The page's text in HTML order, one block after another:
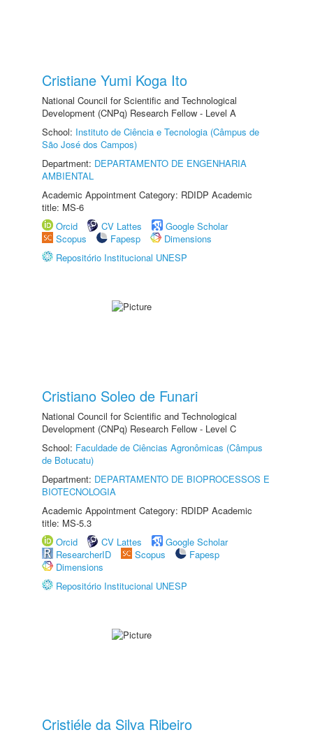
Cristiane Yumi Koga Ito
National Council for Scientific and Technological
Development (CNPq) Research Fellow - Level A
School: Instituto de Ciência e Tecnologia (Câmpus de
São José dos Campos)
Department: DEPARTAMENTO DE ENGENHARIA
AMBIENTAL
Academic Appointment Category: RDIDP Academic
title: MS-6
Orcid
CV Lattes
Google Scholar
Scopus
Fapesp
Dimensions
Repositório Institucional UNESP
Cristiano Soleo de Funari
National Council for Scientific and Technological
Development (CNPq) Research Fellow - Level C
School: Faculdade de Ciências Agronômicas (Câmpus
de Botucatu)
Department: DEPARTAMENTO DE BIOPROCESSOS E
BIOTECNOLOGIA
Academic Appointment Category: RDIDP Academic
title: MS-5.3
Orcid
CV Lattes
Google Scholar
ResearcherID
Scopus
Fapesp
Dimensions
Repositório Institucional UNESP
Cristiéle da Silva Ribeiro